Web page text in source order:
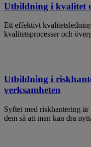
Utbildning i kvalitet
Ett effektivt
kvalitetsprocesser och
Utbildning i
verksamheten
Syftet med riskhantering
dem så att man kan dra